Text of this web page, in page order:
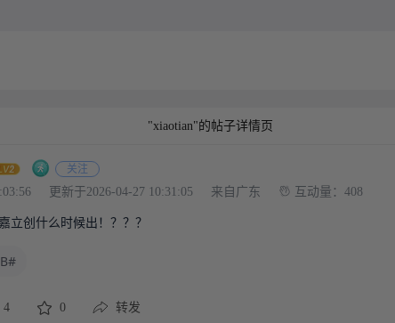
"xiaotian"的帖子详情页
关注
更新于2026-04-27 10:31:05 来自广东 互动量：408
嘉立创什么时候出！？？？
4 0 转发